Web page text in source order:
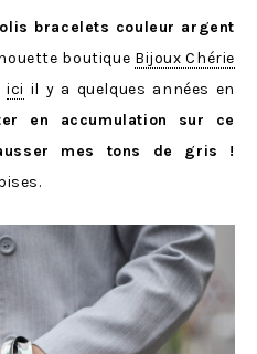
bracelets couleur argent
boutique Bijoux Chérie
ici il y a quelques années en
en accumulation sur ce
mes tons de gris !